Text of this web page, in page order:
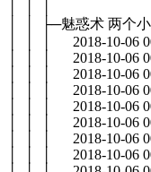
│ │ ├─魅惑术 两个
│ │ │ 2018-10-06
│ │ │ 2018-10-06
│ │ │ 2018-10-06
│ │ │ 2018-10-06
│ │ │ 2018-10-06
│ │ │ 2018-10-06
│ │ │ 2018-10-06
│ │ │ 2018-10-06